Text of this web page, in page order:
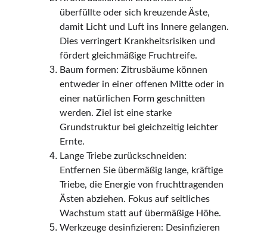
überfüllte oder sich kreuzende Äste,
damit Licht und Luft ins Innere gelangen.
Dies verringert Krankheitsrisiken und
fördert gleichmäßige Fruchtreife.
Baum formen: Zitrusbäume können
entweder in einer offenen Mitte oder in
einer natürlichen Form geschnitten
werden. Ziel ist eine starke
Grundstruktur bei gleichzeitig leichter
Ernte.
Lange Triebe zurückschneiden:
Entfernen Sie übermäßig lange, kräftige
Triebe, die Energie von fruchttragenden
Ästen abziehen. Fokus auf seitliches
Wachstum statt auf übermäßige Höhe.
Werkzeuge desinfizieren: Desinfizieren